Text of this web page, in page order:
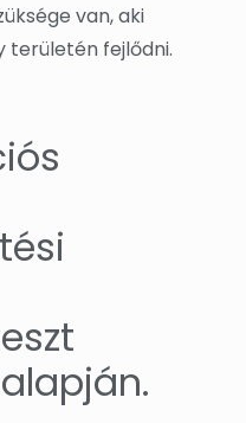
van, aki
területén fejlődni.